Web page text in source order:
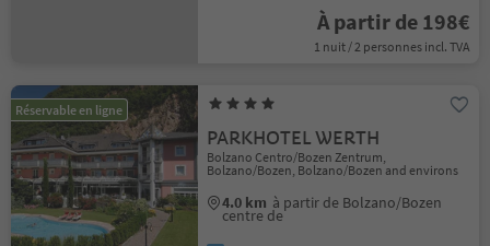
À partir de 198€
1 nuit / 2 personnes incl. TVA
Réservable en ligne
PARKHOTEL WERTH
Bolzano Centro/Bozen Zentrum,
Bolzano/Bozen, Bolzano/Bozen and environs
4.0 km à partir de Bolzano/Bozen
centre de